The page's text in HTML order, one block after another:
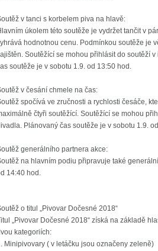
v tanci s korbelem piva na hlavě:
úkolem této soutěže je vydržet tančit v
hodnotnou cenu. Podmínkou soutěže je
Soutěžící se mohou přihlásit do soutěží
soutěže je v sobotu 1.9. od 13:50 hod.
v česání chmele na čas:
spočívá ve zručnosti a rychlosti česáče,
čtyři soutěžící. Soutěžící se mohou
Plánovaný čas soutěže je v sobotu 1.9.
generálního partnera akce:
na hlavním podiu připravuje také
14:40 hod.
o titul „Pivovar Dočesné 2018“
„Pivovar Dočesné 2018“ získá na základě
kategoriích:
Minipivovary ( v letáčku jsou označeny zeleně)